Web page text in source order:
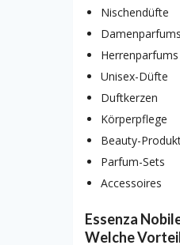
Nischendüfte
Damenparfums
Herrenparfums
Unisex-Düfte
Duftkerzen
Körperpflege
Beauty-
Parfum-Sets
Accessoires
Essenza
Welche